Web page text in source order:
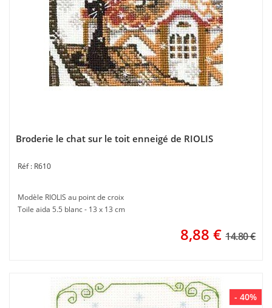
Broderie le chat sur le toit enneigé de RIOLIS
R610
Modèle RIOLIS au point de croix
Toile aida 5.5 blanc - 13 x 13 cm
8,88 € 14.80 €
- 40%